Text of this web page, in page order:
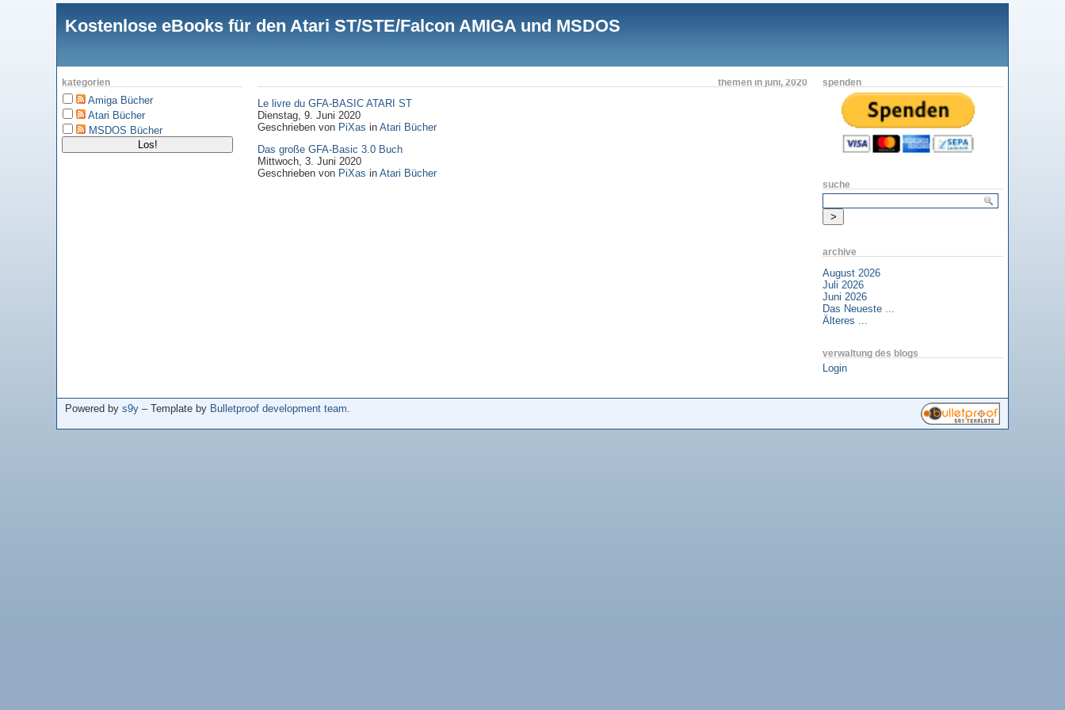
Kostenlose eBooks für den Atari ST/STE/Falcon AMIGA und MSDOS
kategorien
Amiga Bücher
Atari Bücher
MSDOS Bücher
themen in juni, 2020
Le livre du GFA-BASIC ATARI ST
Dienstag, 9. Juni 2020
Geschrieben von PiXas in Atari Bücher
Das große GFA-Basic 3.0 Buch
Mittwoch, 3. Juni 2020
Geschrieben von PiXas in Atari Bücher
spenden
suche
archive
August 2026
Juli 2026
Juni 2026
Das Neueste ...
Älteres ...
verwaltung des blogs
Login
Powered by s9y – Template by Bulletproof development team